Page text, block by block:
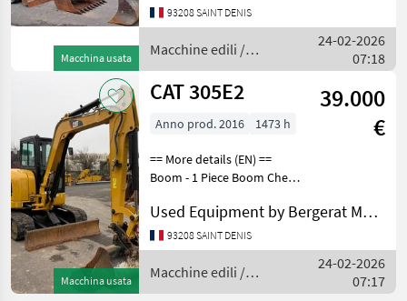
Macchina usata
Hydraulics - Two Way
Coupler - Quick Coupler
Type - Mechanica
93208 SAINT DENIS
Macchine edili /
CAT
24-02-2026
07:18
Macchina usata
CAT 305E2
39.000
€
Anno prod. 2016 1473 h
== More details (EN) ==
Boom - 1 Piece Boom Check
Quick Coupler Type -
Mechanical Online Owner's
Manual Radio - AM FM Radio
Regulatory Mar
Used Equipment by Bergerat Monnoyeur
93208 SAINT DENIS
Macchine edili /
CAT
24-02-2026
07:17